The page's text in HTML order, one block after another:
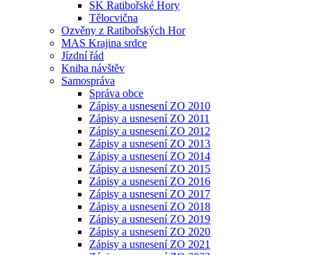
SK Ratibořské Hory
Tělocvična
Ozvěny z Ratibořských Hor
MAS Krajina srdce
Jízdní řád
Kniha návštěv
Samospráva
Správa obce
Zápisy a usnesení ZO 2010
Zápisy a usnesení ZO 2011
Zápisy a usnesení ZO 2012
Zápisy a usnesení ZO 2013
Zápisy a usnesení ZO 2014
Zápisy a usnesení ZO 2015
Zápisy a usnesení ZO 2016
Zápisy a usnesení ZO 2017
Zápisy a usnesení ZO 2018
Zápisy a usnesení ZO 2019
Zápisy a usnesení ZO 2020
Zápisy a usnesení ZO 2021